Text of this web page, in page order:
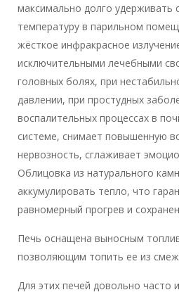
максимально долго удерживать
температуру в парильном
жёсткое инфракрасное
исключительными лечебными
головных болях, при
давлении, при простудных
воспалительных процессах в
системе, снимает повышенную
нервозность, сглаживает
Облицовка из натурального
аккумулировать тепло, что
равномерный прогрев и
Печь оснащена выносным
позволяющим топить ее из
Для этих печей довольно часто